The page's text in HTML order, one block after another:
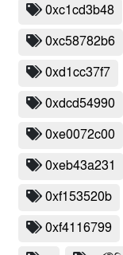
0xc1cd3b48
0xc58782b6
0xd1cc37f7
0xdcd54990
0xe0072c00
0xeb43a231
0xf153520b
0xf4116799